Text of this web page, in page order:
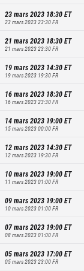
23 mars 2023 18:30ET
23 mars 2023 23:30FR
21 mars 2023 18:30ET
21 mars 2023 23:30FR
19 mars 2023 14:30ET
19 mars 2023 19:30FR
16 mars 2023 18:30ET
16 mars 2023 23:30FR
14 mars 2023 19:00ET
15 mars 2023 00:00FR
12 mars 2023 14:30ET
12 mars 2023 19:30FR
10 mars 2023 19:00ET
11 mars 2023 01:00FR
09 mars 2023 19:00ET
10 mars 2023 01:00FR
07 mars 2023 19:00ET
08 mars 2023 01:00FR
05 mars 2023 17:00ET
05 mars 2023 23:00FR